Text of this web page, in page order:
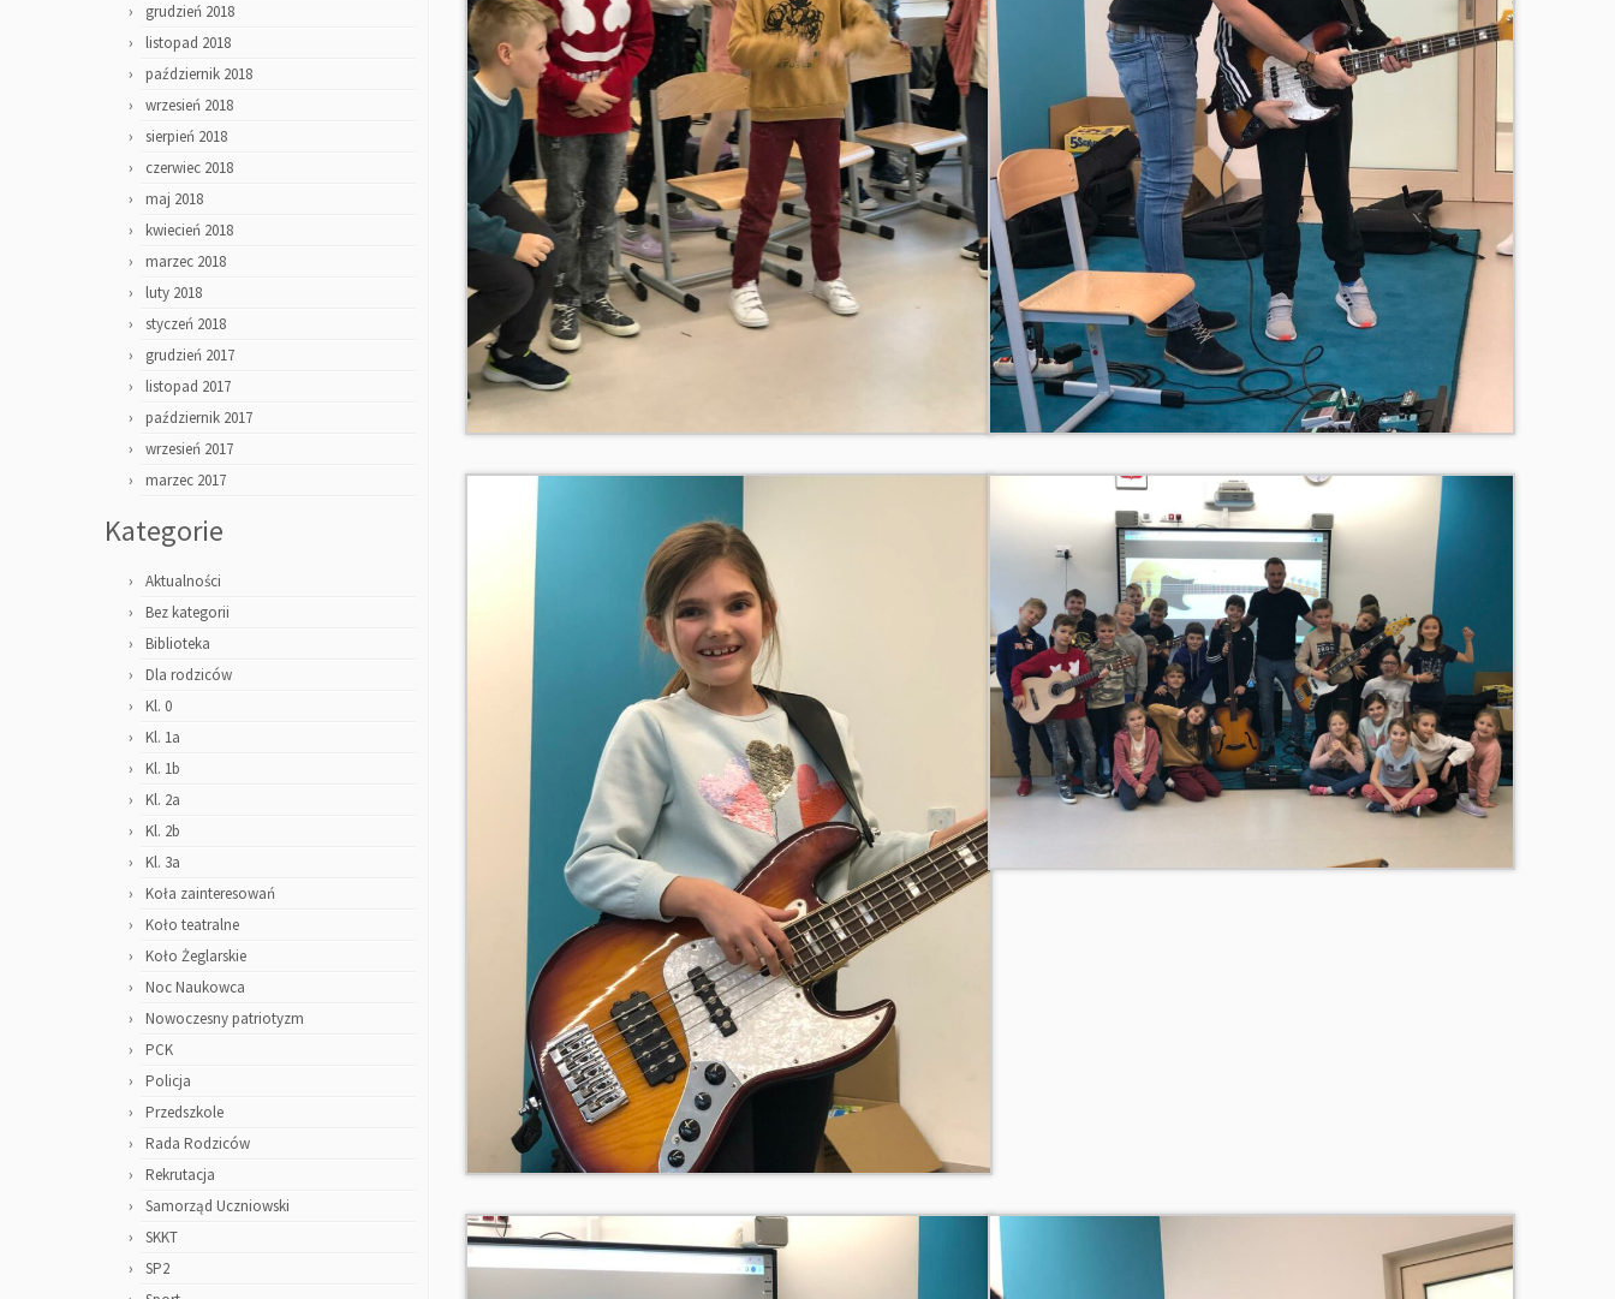
grudzień 2018
listopad 2018
październik 2018
wrzesień 2018
sierpień 2018
czerwiec 2018
maj 2018
kwiecień 2018
marzec 2018
luty 2018
styczeń 2018
grudzień 2017
listopad 2017
październik 2017
wrzesień 2017
marzec 2017
Kategorie
Aktualności
Bez kategorii
Biblioteka
Dla rodziców
Kl. 0
Kl. 1a
Kl. 1b
Kl. 2a
Kl. 2b
Kl. 3a
Koła zainteresowań
Koło teatralne
Koło Żeglarskie
Noc Naukowca
Nowoczesny patriotyzm
PCK
Policja
Przedszkole
Rada Rodziców
Rekrutacja
Samorząd Uczniowski
SKKT
SP2